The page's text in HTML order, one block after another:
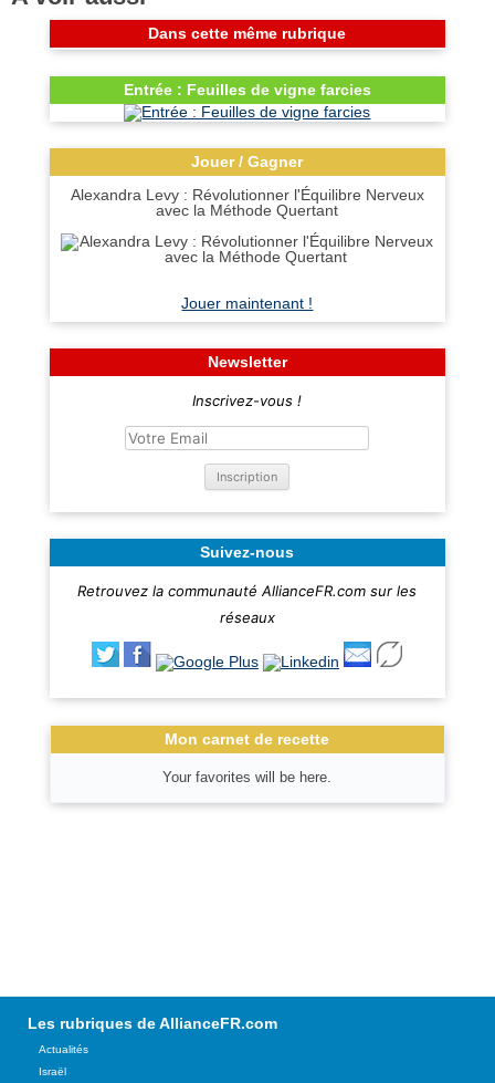
Dans cette même rubrique
Entrée : Feuilles de vigne farcies
Jouer / Gagner
Alexandra Levy : Révolutionner l'Équilibre Nerveux
avec la Méthode Quertant
Jouer maintenant !
Newsletter
Inscrivez-vous !
Suivez-nous
Retrouvez la communauté AllianceFR.com sur les
réseaux
Mon carnet de recette
Your favorites will be here.
Les rubriques de AllianceFR.com
Actualités
Israël